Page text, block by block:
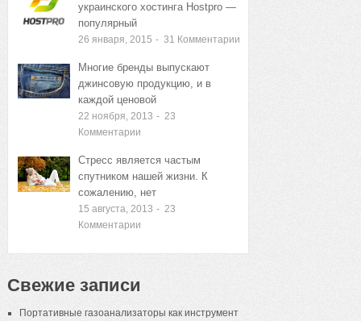
украинского хостинга Hostpro —
популярный
26 января, 2015 - 31 Комментарии
Многие бренды выпускают
джинсовую продукцию, и в
каждой ценовой
22 ноября, 2013 - 23
Комментарии
Стресс является частым
спутником нашей жизни. К
сожалению, нет
15 августа, 2013 - 23
Комментарии
Свежие записи
Портативные газоанализаторы как инструмент